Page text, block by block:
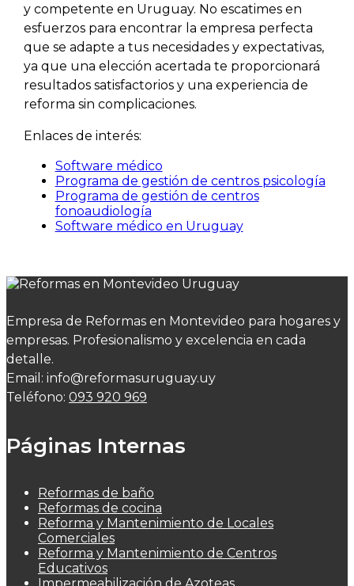
y competente en Uruguay. No escatimes en
esfuerzos para encontrar la empresa perfecta
que se adapte a tus necesidades y expectativas,
ya que una elección acertada te proporcionará
resultados satisfactorios y una experiencia de
reforma sin complicaciones.
Enlaces de interés:
Software médico
Programa de gestión de centros psicología
Programa de gestión de centros
fonoaudiología
Software médico en Uruguay
Empresa de Reformas en Montevideo para hogares y
empresas. Profesionalismo y excelencia en cada
detalle.
Email: info@reformasuruguay.uy
Teléfono: 093 920 969
Páginas Internas
Reformas de baño
Reformas de cocina
Reforma y Mantenimiento de Locales
Comerciales
Reforma y Mantenimiento de Centros
Educativos